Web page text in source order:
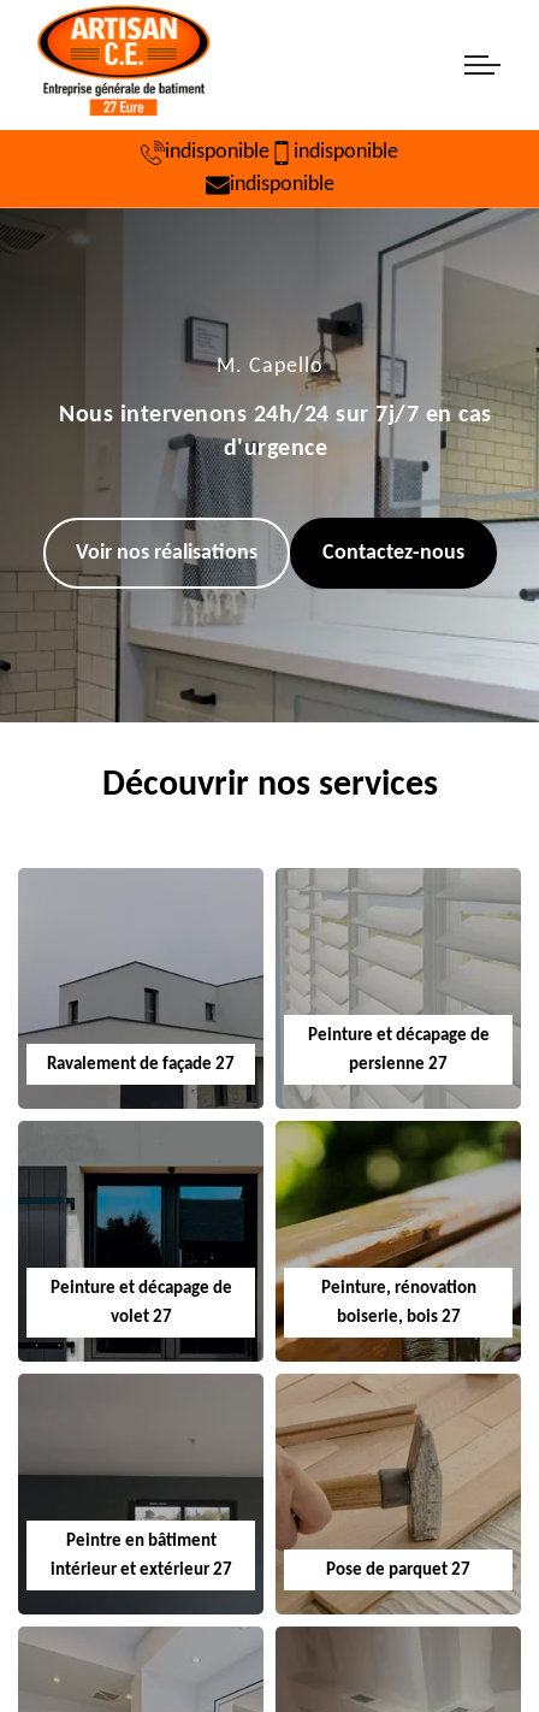
indisponible
indisponible
indisponible
M. Capello
Nous intervenons 24h/24 sur 7j/7 en cas
d'urgence
Voir nos réalisations Contactez-nous
Découvrir nos services
Ravalement de façade 27
Peinture et décapage de
persienne 27
Peinture et décapage de
volet 27
Peinture, rénovation
boiserie, bois 27
Peintre en bâtiment
intérieur et extérieur 27
Pose de parquet 27